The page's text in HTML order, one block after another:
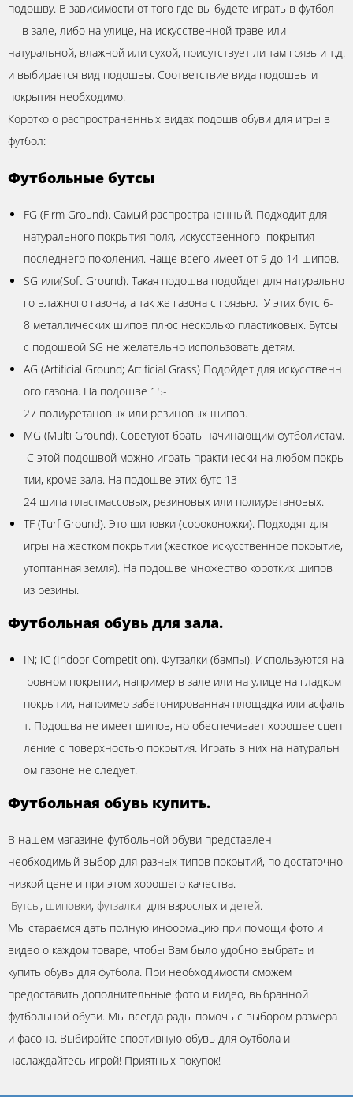
подошву. В зависимости от того где вы будете играть в футбол
— в зале, либо на улице, на искусственной траве или
натуральной, влажной или сухой, присутствует ли там грязь и т.д.
и выбирается вид подошвы. Соответствие вида подошвы и
покрытия необходимо.
Коротко о распространенных видах подошв обуви для игры в
футбол:
Футбольные бутсы
FG (Firm Ground). Самый распространенный. Подходит для
натурального покрытия поля, искусственного покрытия
последнего поколения. Чаще всего имеет от 9 до 14 шипов.
SG или(Soft Ground). Такая подошва подойдет для натурально
го влажного газона, а так же газона с грязью. У этих бутс 6-
8 металлических шипов плюс несколько пластиковых. Бутсы
с подошвой SG не желательно использовать детям.
AG (Artificial Ground; Artificial Grass) Подойдет для искусственн
ого газона. На подошве 15-
27 полиуретановых или резиновых шипов.
MG (Multi Ground). Советуют брать начинающим футболистам.
С этой подошвой можно играть практически на любом покры
тии, кроме зала. На подошве этих бутс 13-
24 шипа пластмассовых, резиновых или полиуретановых.
TF (Turf Ground). Это шиповки (сороконожки). Подходят для
игры на жестком покрытии (жесткое искусственное покрытие,
утоптанная земля). На подошве множество коротких шипов
из резины.
Футбольная обувь для зала.
IN; IC (Indoor Competition). Футзалки (бампы). Используются на
ровном покрытии, например в зале или на улице на гладком
покрытии, например забетонированная площадка или асфаль
т. Подошва не имеет шипов, но обеспечивает хорошее сцеп
ление с поверхностью покрытия. Играть в них на натуральн
ом газоне не следует.
Футбольная обувь купить.
В нашем магазине футбольной обуви представлен
необходимый выбор для разных типов покрытий, по достаточно
низкой цене и при этом хорошего качества.
Бутсы, шиповки, футзалки для взрослых и детей.
Мы стараемся дать полную информацию при помощи фото и
видео о каждом товаре, чтобы Вам было удобно выбрать и
купить обувь для футбола. При необходимости сможем
предоставить дополнительные фото и видео, выбранной
футбольной обуви. Мы всегда рады помочь с выбором размера
и фасона. Выбирайте спортивную обувь для футбола и
наслаждайтесь игрой! Приятных покупок!